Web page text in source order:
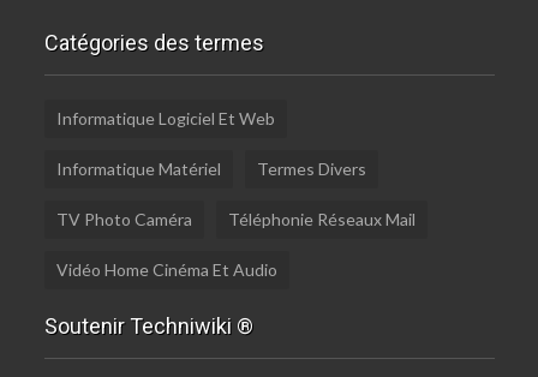
Catégories des termes
Informatique Logiciel Et Web
Informatique Matériel Termes Divers
TV Photo Caméra Téléphonie Réseaux Mail
Vidéo Home Cinéma Et Audio
Soutenir Techniwiki ®